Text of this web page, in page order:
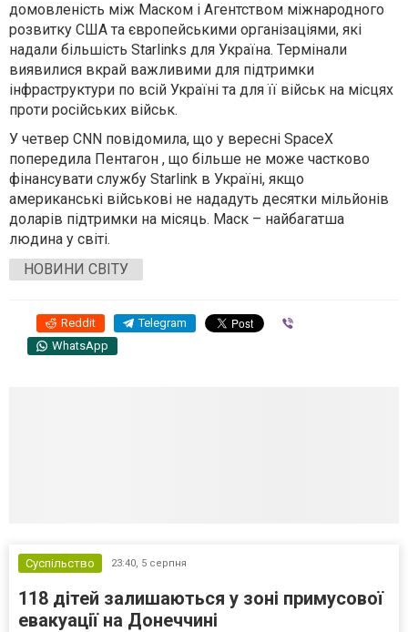
домовленість між Маском і Агентством міжнародного
розвитку США та європейськими організаціями, які
надали більшість Starlinks для Україна. Термінали
виявилися вкрай важливими для підтримки
інфраструктури по всій Україні та для її військ на місцях
проти російських військ.
У четвер CNN повідомила, що у вересні SpaceX
попередила Пентагон , що більше не може частково
фінансувати службу Starlink в Україні, якщо
американські військові не нададуть десятки мільйонів
доларів підтримки на місяць. Маск – найбагатша
людина у світі.
НОВИНИ СВІТУ
Reddit Telegram
WhatsApp
Суспільство 23:40, 5 серпня
118 дітей залишаються у зоні примусової
евакуації на Донеччині